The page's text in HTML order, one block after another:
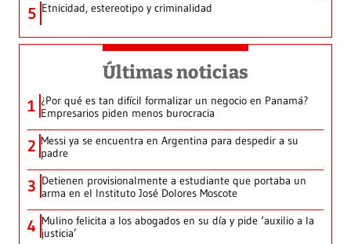
5 Etnicidad, estereotipo y criminalidad
Últimas noticias
1 ¿Por qué es tan difícil formalizar un negocio en Panamá?
Empresarios piden menos burocracia
2 Messi ya se encuentra en Argentina para despedir a su
padre
3 Detienen provisionalmente a estudiante que portaba un
arma en el Instituto José Dolores Moscote
4 Mulino felicita a los abogados en su día y pide ‘auxilio a la
justicia’